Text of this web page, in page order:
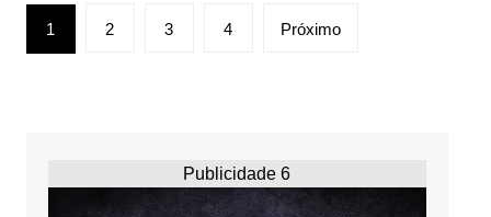
Navegação
por
1 2 3 4 Próximo
Publicidade 6